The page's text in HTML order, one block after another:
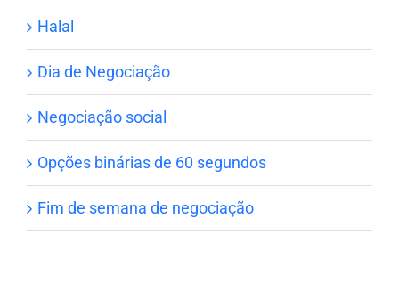
Halal
Dia de Negociação
Negociação social
Opções binárias de 60 segundos
Fim de semana de negociação